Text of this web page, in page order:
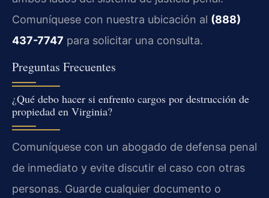
Comuníquese con nuestra ubicación al (888)
437-7747 para solicitar una consulta.
Preguntas Frecuentes
¿Qué debo hacer si enfrento cargos por destrucción de
propiedad en Virginia?
Comuníquese con un abogado de defensa penal
de inmediato y evite discutir el caso con otras
personas. Guarde cualquier documento o